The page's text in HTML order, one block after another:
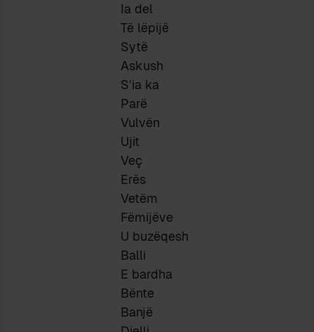
Ia del
Të lëpijë
Sytë
Askush
S’ia ka
Parë
Vulvën
Ujit
Veç
Erës
Vetëm
Fëmijëve
U buzëqesh
Balli
E bardha
Bënte
Banjë